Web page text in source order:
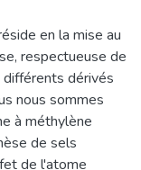
en la mise au
respectueuse de
dérivés
nous sommes
à méthylène
de sels
de l'atome